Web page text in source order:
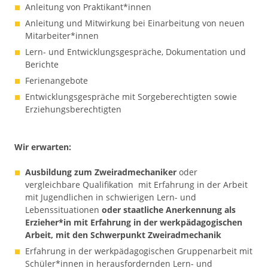
Anleitung von Praktikant*innen
Anleitung und Mitwirkung bei Einarbeitung von neuen
Mitarbeiter*innen
Lern- und Entwicklungsgespräche, Dokumentation und
Berichte
Ferienangebote
Entwicklungsgespräche mit Sorgeberechtigten sowie
Erziehungsberechtigten
Wir erwarten:
Ausbildung zum Zweiradmechaniker oder
vergleichbare Qualifikation mit Erfahrung in der Arbeit
mit Jugendlichen in schwierigen Lern- und
Lebenssituationen oder staatliche Anerkennung als
Erzieher*in mit Erfahrung in der werkpädagogischen
Arbeit, mit den Schwerpunkt Zweiradmechanik
Erfahrung in der werkpädagogischen Gruppenarbeit mit
Schüler*innen in herausfordernden Lern- und